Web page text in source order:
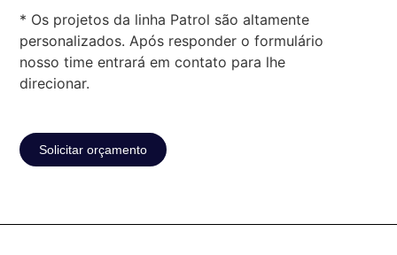
* Os projetos da linha Patrol são altamente
personalizados. Após responder o formulário
nosso time entrará em contato para lhe
direcionar.
Solicitar orçamento